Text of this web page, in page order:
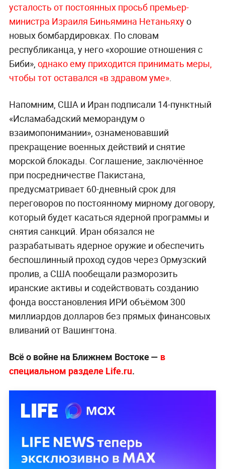
усталость от постоянных просьб премьер-
министра Израиля Биньямина Нетаньяхуо
новых бомбардировках. По словам
республиканца, у него «хорошие отношения с
Биби», однако ему приходится принимать меры,
чтобы тот оставался «в здравом уме».
Напомним, США и Иран подписали 14-пунктный
«Исламабадский меморандум о
взаимопонимании», ознаменовавший
прекращение военных действий и снятие
морской блокады. Соглашение, заключённое
при посредничестве Пакистана,
предусматривает 60-дневный срок для
переговоров по постоянному мирному договору,
который будет касаться ядерной программы и
снятия санкций. Иран обязался не
разрабатывать ядерное оружие и обеспечить
беспошлинный проход судов через Ормузский
пролив, а США пообещали разморозить
иранские активы и содействовать созданию
фонда восстановления ИРИ объёмом 300
миллиардов долларов без прямых финансовых
вливаний от Вашингтона.
Всё о войне на Ближнем Востоке — в
специальном разделе Life.ru.